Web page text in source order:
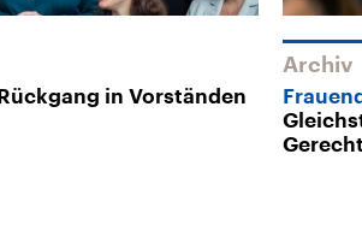
Rückgang in Vorständen
Archiv